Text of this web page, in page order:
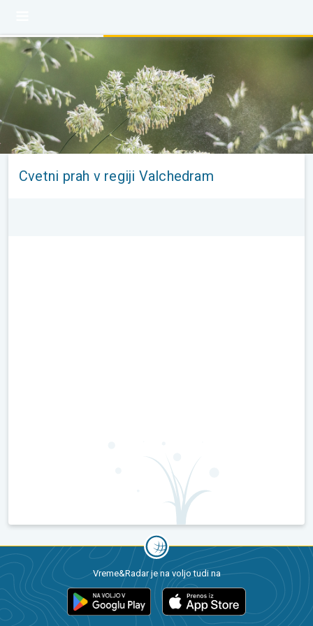
Cvetni prah v regiji Valchedram
Vreme&Radar je na voljo tudi na